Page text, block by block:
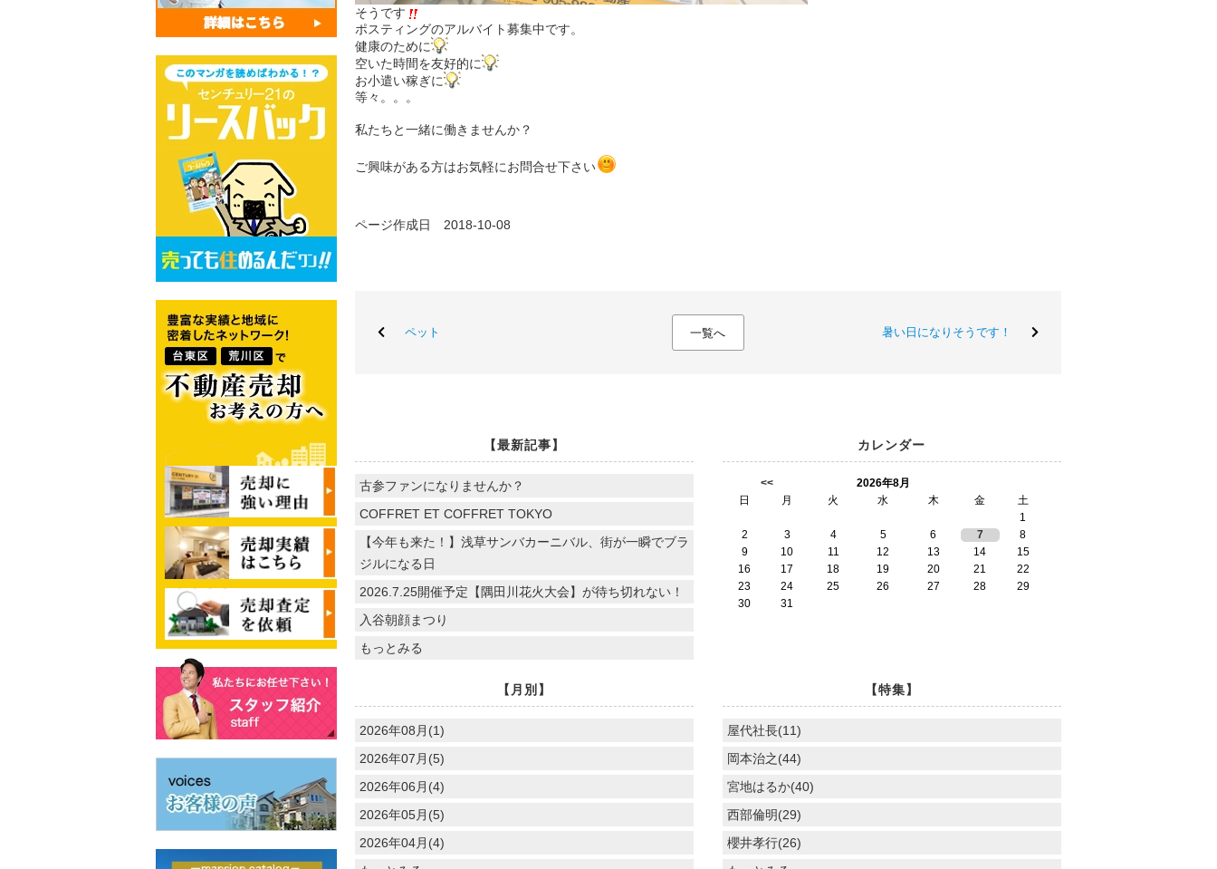
そうです
ポスティングのアルバイト募集中です。
健康のために
空いた時間を友好的に
お小遣い稼ぎに
等々。。。
私たちと一緒に働きませんか？
ご興味がある方はお気軽にお問合せ下さい
ページ作成日 2018-10-08
ペット 一覧へ 暑い日になりそうです！
【最新記事】
古参ファンになりませんか？
COFFRET ET COFFRET TOKYO
【今年も来た！】浅草サンバカーニバル、街が一瞬でブラ
ジルになる日
2026.7.25開催予定【隅田川花火大会】が待ち切れない！
入谷朝顔まつり
もっとみる
カレンダー
<<
2026年8月
日
月 火 水 木 金
土
1
2
3 4 5 6 7
8
9
10 11 12 13 14
15
16
17 18 19 20 21
22
23
24 25 26 27 28
29
30
31
【月別】
2026年08月(1)
2026年07月(5)
2026年06月(4)
2026年05月(5)
2026年04月(4)
【特集】
屋代社長(11)
岡本治之(44)
宮地はるか(40)
西部倫明(29)
櫻井孝行(26)